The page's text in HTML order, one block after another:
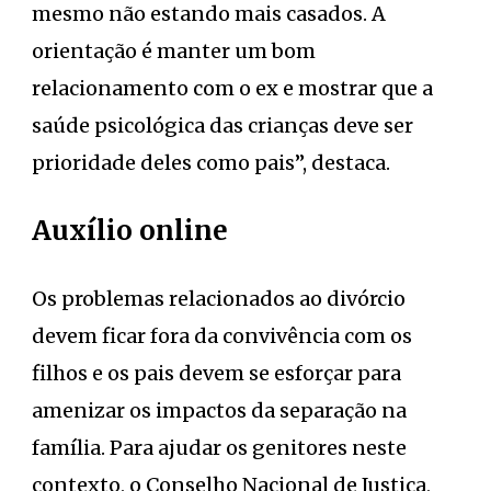
mesmo não estando mais casados. A
orientação é manter um bom
relacionamento com o ex e mostrar que a
saúde psicológica das crianças deve ser
prioridade deles como pais”, destaca.
Auxílio online
Os problemas relacionados ao divórcio
devem ficar fora da convivência com os
filhos e os pais devem se esforçar para
amenizar os impactos da separação na
família. Para ajudar os genitores neste
contexto, o Conselho Nacional de Justiça,